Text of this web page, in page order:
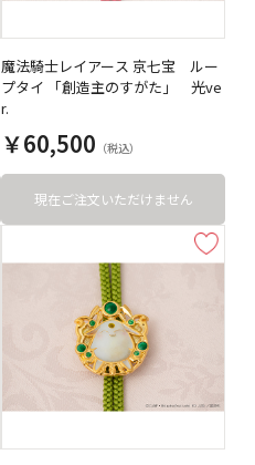
魔法騎士レイアース 京七宝 ルー
プタイ 「創造主のすがた」 光ve
r.
￥60,500
現在ご注文いただけません